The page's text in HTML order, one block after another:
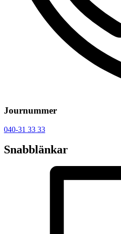
Journummer
040-31 33 33
Snabblänkar